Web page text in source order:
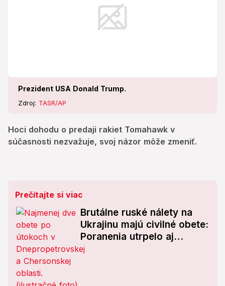
Prezident USA Donald Trump.
Zdroj: TASR/AP
Hoci dohodu o predaji rakiet Tomahawk v
súčasnosti nezvažuje, svoj názor môže zmeniť.
Prečítajte si viac
Brutálne ruské nálety na
Ukrajinu majú civilné obete:
Poranenia utrpelo aj
osemročné dievčatko